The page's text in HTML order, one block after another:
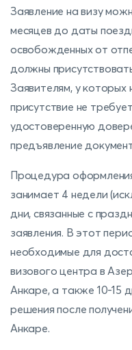
Заявление на визу
месяцев до даты
освобожденных от
должны
Заявителям, у которых
присутствие не
удостоверенную
предъявление
Процедура
занимает 4 недели
дни, связанные с
заявления. В этот
необходимые для
визового центра в
Анкаре, а также 10-15
решения после
Анкаре.